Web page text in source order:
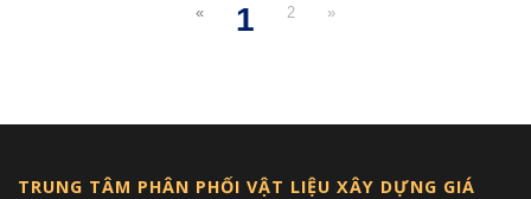
«
1
2 »
TRUNG TÂM PHÂN PHỐI VẬT LIỆU XÂY DỰNG GIÁ